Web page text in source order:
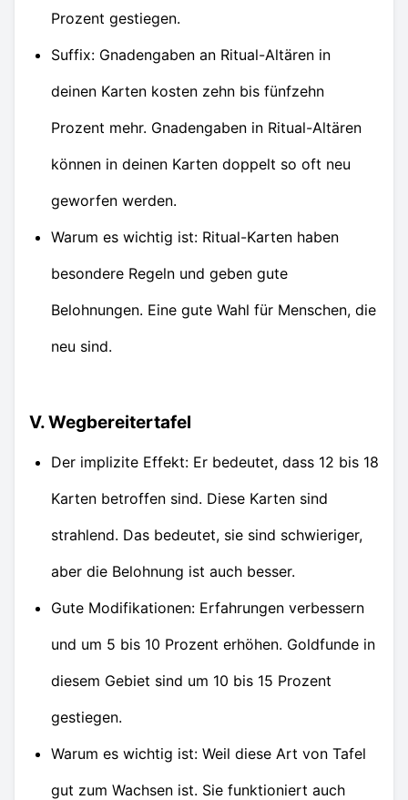
Prozent gestiegen.
Suffix: Gnadengaben an Ritual-Altären in
deinen Karten kosten zehn bis fünfzehn
Prozent mehr. Gnadengaben in Ritual-Altären
können in deinen Karten doppelt so oft neu
geworfen werden.
Warum es wichtig ist: Ritual-Karten haben
besondere Regeln und geben gute
Belohnungen. Eine gute Wahl für Menschen, die
neu sind.
V. Wegbereitertafel
Der implizite Effekt: Er bedeutet, dass 12 bis 18
Karten betroffen sind. Diese Karten sind
strahlend. Das bedeutet, sie sind schwieriger,
aber die Belohnung ist auch besser.
Gute Modifikationen: Erfahrungen verbessern
und um 5 bis 10 Prozent erhöhen. Goldfunde in
diesem Gebiet sind um 10 bis 15 Prozent
gestiegen.
Warum es wichtig ist: Weil diese Art von Tafel
gut zum Wachsen ist. Sie funktioniert auch